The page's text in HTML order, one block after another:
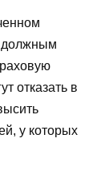
должным
отказать в
у которых